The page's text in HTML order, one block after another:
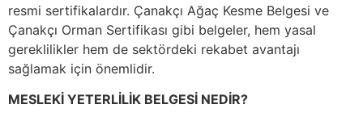
resmi sertifikalardır. Çanakçı Ağaç Kesme Belgesi ve
Çanakçı Orman Sertifikası gibi belgeler, hem yasal
gereklilikler hem de sektördeki rekabet avantajı
sağlamak için önemlidir.
MESLEKİ YETERLİLİK BELGESİ NEDİR?